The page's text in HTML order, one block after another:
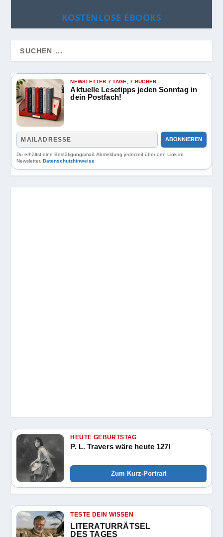
KOSTENLOSE EBOOKS
NEWSLETTER 7 TAGE, 7 BÜCHER
Aktuelle Lesetipps jeden Sonntag in
dein Postfach!
ABONNIEREN
Du erhältst eine Bestätigungsmail. Abmeldung jederzeit über den Link im
Newsletter.Datenschutzhinweise
HEUTE GEBURTSTAG
P. L. Travers wäre heute 127!
Zum Kurz-Portrait
TESTE DEIN WISSEN
LITERATURRÄTSEL
DES TAGES